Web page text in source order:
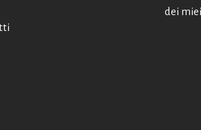
dei